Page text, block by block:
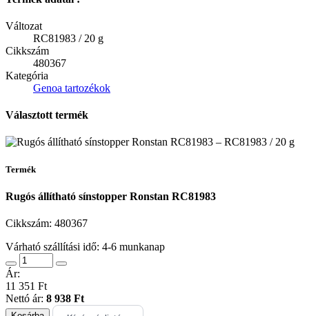
Változat
RC81983 / 20 g
Cikkszám
480367
Kategória
Genoa tartozékok
Választott termék
Termék
Rugós állítható sínstopper Ronstan RC81983
Cikkszám: 480367
Várható szállítási idő: 4-6 munkanap
Ár:
11 351 Ft
Nettó ár: 8 938 Ft